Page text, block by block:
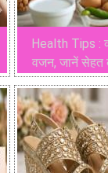
Health Tips :
वजन, जानें सेहत